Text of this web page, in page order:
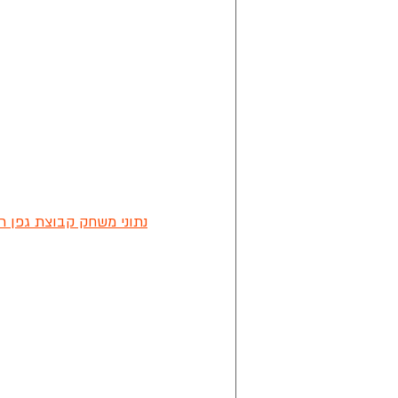
נתוני משחק קבוצת גפן